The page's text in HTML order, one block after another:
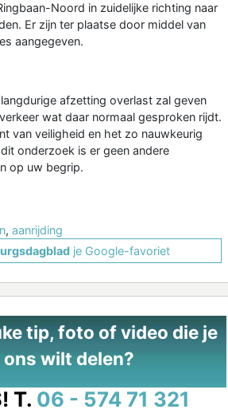
Noord in zuidelijke richting naar
Er zijn ter plaatse door middel van
aangegeven.
afzetting overlast zal geven
wat daar normaal gesproken rijdt.
van veiligheid en het zo nauwkeurig
onderzoek is er geen andere
op uw begrip.
, aanrijding
je Google-favoriet
tip, foto of video die je
ons wilt delen?
T. 06 - 574 71 321